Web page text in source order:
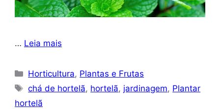
… Leia mais
Categorias
Horticultura, Plantas e Frutas
Tags
chá de hortelã, hortelã, jardinagem, Plantar
hortelã